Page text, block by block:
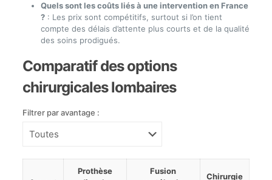
Quels sont les coûts liés à une intervention en France
?: Les prix sont compétitifs, surtout si l’on tient
compte des délais d’attente plus courts et de la qualité
des soins prodigués.
Comparatif des options
chirurgicales lombaires
Filtrer par avantage :
Prothèse
Fusion
Chirurgie